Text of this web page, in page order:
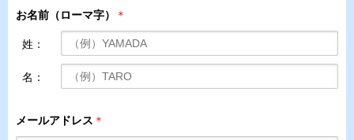
お名前（ローマ字） ＊
姓：
名：
メールアドレス ＊